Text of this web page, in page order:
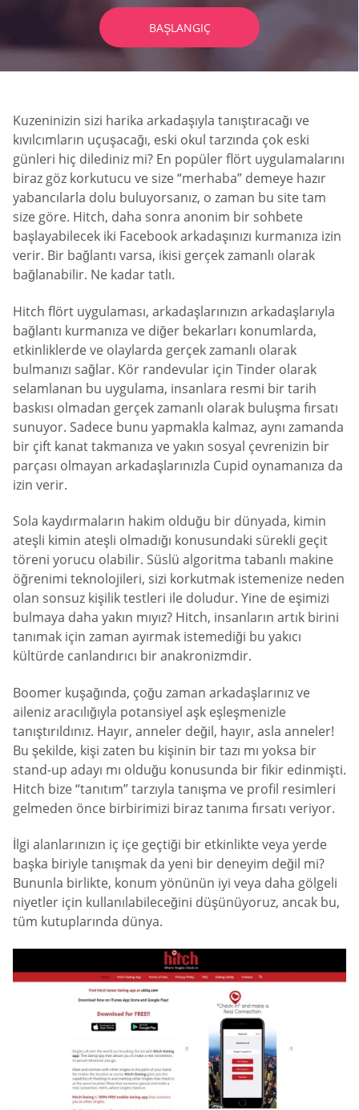
BAŞLANGIÇ
Kuzeninizin sizi harika arkadaşıyla tanıştıracağı ve
kıvılcımların uçuşacağı, eski okul tarzında çok eski
günleri hiç dilediniz mi? En popüler flört uygulamalarını
biraz göz korkutucu ve size “merhaba” demeye hazır
yabancılarla dolu buluyorsanız, o zaman bu site tam
size göre. Hitch, daha sonra anonim bir sohbete
başlayabilecek iki Facebook arkadaşınızı kurmanıza izin
verir. Bir bağlantı varsa, ikisi gerçek zamanlı olarak
bağlanabilir. Ne kadar tatlı.
Hitch flört uygulaması, arkadaşlarınızın arkadaşlarıyla
bağlantı kurmanıza ve diğer bekarları konumlarda,
etkinliklerde ve olaylarda gerçek zamanlı olarak
bulmanızı sağlar. Kör randevular için Tinder olarak
selamlanan bu uygulama, insanlara resmi bir tarih
baskısı olmadan gerçek zamanlı olarak buluşma fırsatı
sunuyor. Sadece bunu yapmakla kalmaz, aynı zamanda
bir çift kanat takmanıza ve yakın sosyal çevrenizin bir
parçası olmayan arkadaşlarınızla Cupid oynamanıza da
izin verir.
Sola kaydırmaların hakim olduğu bir dünyada, kimin
ateşli kimin ateşli olmadığı konusundaki sürekli geçit
töreni yorucu olabilir. Süslü algoritma tabanlı makine
öğrenimi teknolojileri, sizi korkutmak istemenize neden
olan sonsuz kişilik testleri ile doludur. Yine de eşimizi
bulmaya daha yakın mıyız? Hitch, insanların artık birini
tanımak için zaman ayırmak istemediği bu yakıcı
kültürde canlandırıcı bir anakronizmdir.
Boomer kuşağında, çoğu zaman arkadaşlarınız ve
aileniz aracılığıyla potansiyel aşk eşleşmenizle
tanıştırıldınız. Hayır, anneler değil, hayır, asla anneler!
Bu şekilde, kişi zaten bu kişinin bir tazı mı yoksa bir
stand-up adayı mı olduğu konusunda bir fikir edinmişti.
Hitch bize “tanıtım” tarzıyla tanışma ve profil resimleri
gelmeden önce birbirimizi biraz tanıma fırsatı veriyor.
İlgi alanlarınızın iç içe geçtiği bir etkinlikte veya yerde
başka biriyle tanışmak da yeni bir deneyim değil mi?
Bununla birlikte, konum yönünün iyi veya daha gölgeli
niyetler için kullanılabileceğini düşünüyoruz, ancak bu,
tüm kutuplarında dünya.